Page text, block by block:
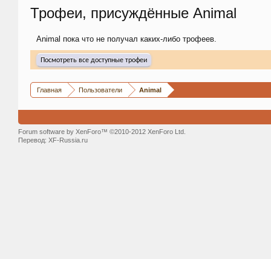
Трофеи, присуждённые Animal
Animal пока что не получал каких-либо трофеев.
Посмотреть все доступные трофеи
Главная Пользователи Animal
Forum software by XenForo™ ©2010-2012 XenForo Ltd.
Перевод: XF-Russia.ru